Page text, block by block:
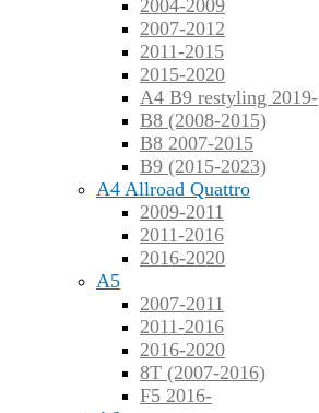
2004-2009
2007-2012
2011-2015
2015-2020
A4 B9 restyling 2019-
B8 (2008-2015)
B8 2007-2015
B9 (2015-2023)
A4 Allroad Quattro
2009-2011
2011-2016
2016-2020
A5
2007-2011
2011-2016
2016-2020
8T (2007-2016)
F5 2016-